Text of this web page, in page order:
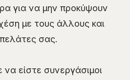
για να μην προκύψουν
με τους άλλους και
πελάτες σας.
να είστε συνεργάσιμοι